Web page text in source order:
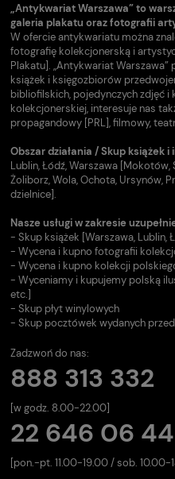
„Antykwariat Warszawa” to
galeria plakatu oraz fotografii
W ofercie antykwariatu można
fotografię kolekcjonerską i
Plakatu]. „Antykwariat
książek i księgozbiorów
bibliofilskich, pojedynczych zdjęć
kolekcjonerskiej, interesuje nas
propagandowy [PRL], filmowy,
Obszar działania / Skup książek
Lublin, Łódź, Warszawa
Żoliborz, Wola, Ochota, Ursynów,
dzielnice].
Nasze usługi w zakresie
- Skup książek [Warszawa, Lublin,
- Wycena i kupno fotografii
- Wycena i kupno kolekcji
- Wyceniamy i kupujemy polską
etc.]
- Skup płyt winylowych
- Skup pocztówek wydanych
Zadzwoń do nas:
888 313 332
[w godz. 8.00-22.00]
22 646 06 44
[pon.-pt. 11.00-19.00 / sob. 10.00-